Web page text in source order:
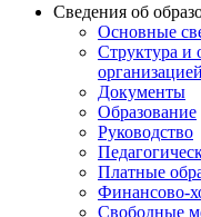
Сведения об
Основные
Структура и
организацией
Документы
Образование
Руководство
Платные
Финансово-
Свободные